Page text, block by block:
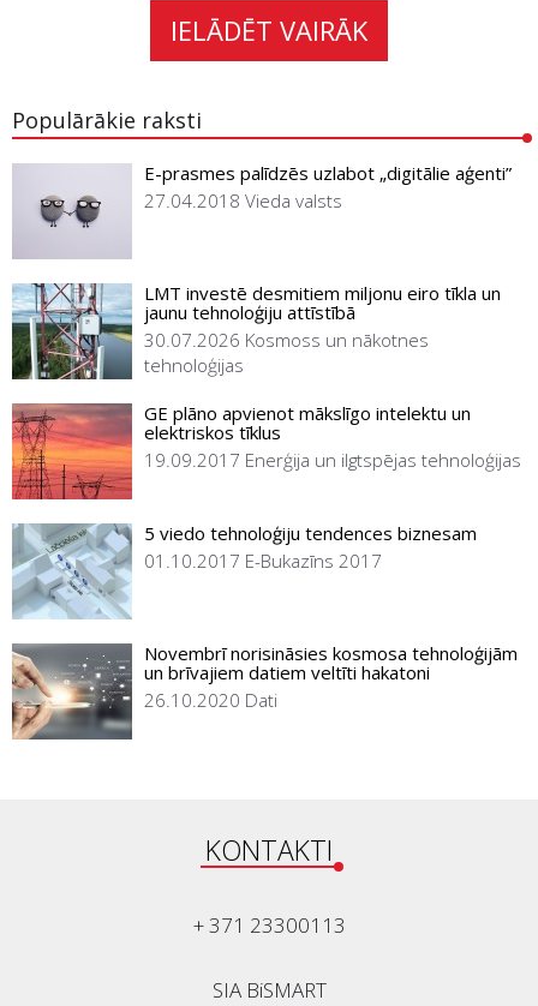
IELĀDĒT VAIRĀK
Populārākie raksti
E-prasmes palīdzēs uzlabot „digitālie aģenti”
27.04.2018 Vieda valsts
LMT investē desmitiem miljonu eiro tīkla un
jaunu tehnoloģiju attīstībā
30.07.2026 Kosmoss un nākotnes
tehnoloģijas
GE plāno apvienot mākslīgo intelektu un
elektriskos tīklus
19.09.2017 Enerģija un ilgtspējas tehnoloģijas
5 viedo tehnoloģiju tendences biznesam
01.10.2017 E-Bukazīns 2017
Novembrī norisināsies kosmosa tehnoloģijām
un brīvajiem datiem veltīti hakatoni
26.10.2020 Dati
KONTAKTI
+ 371 23300113
SIA BiSMART